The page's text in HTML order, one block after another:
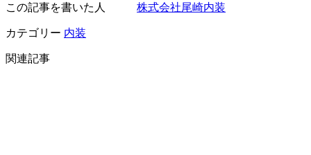
この記事を書いた人 株式会社尾崎内装
カテゴリー 内装
関連記事